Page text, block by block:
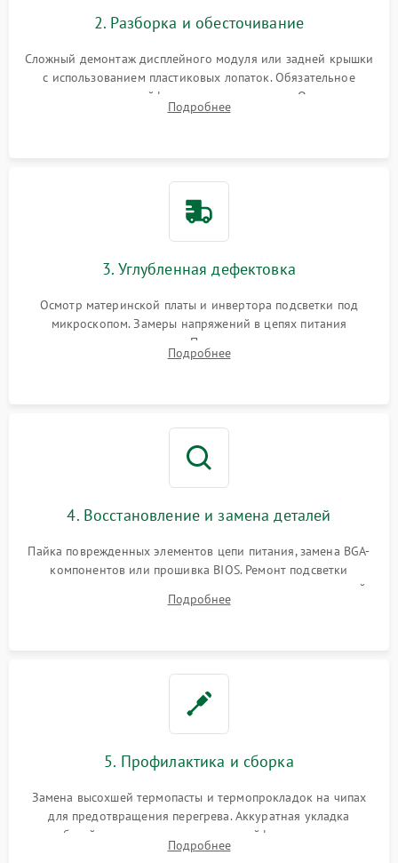
Повреждение внутренних проводов
Механические повреждения
Поломка батареи (если
Неисправность тачпада
1500 ₽ Подробнее →
1000 ₽
Неисправность BIOS 1500 ₽ Подробнее →
2. Разборка и обесточивание
Сложный демонтаж дисплейного модуля или задней крышки
с использованием пластиковых лопаток. Обязательное
отключение шлейфов матрицы и питания. Очистка
массивной системы охлаждения от скопившейся пыли.
Подробнее
3. Углубленная дефектовка
Осмотр материнской платы и инвертора подсветки под
микроскопом. Замеры напряжений в цепях питания
процессора и видеокарты. Проверка состояния жесткого
диска и оперативной памяти с помощью POST-карт и
Подробнее
4. Восстановление и замена деталей
Пайка поврежденных элементов цепи питания, замена BGA-
компонентов или прошивка BIOS. Ремонт подсветки
матрицы, замена неисправного накопителя на скоростной
SSD или установка новых модулей памяти.
Подробнее
5. Профилактика и сборка
Замена высохшей термопасты и термопрокладок на чипах
для предотвращения перегрева. Аккуратная укладка
кабелей, подключение хрупких шлейфов матрицы и
надежная фиксация всех элементов внутри корпуса
Подробнее